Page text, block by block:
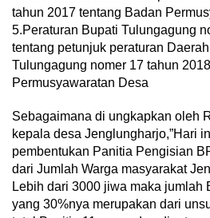
tahun 2017 tentang Badan
5.Peraturan Bupati Tulungagung
tentang petunjuk peraturan
Tulungagung nomer 17 tahun
Permusyawaratan Desa
Sebagaimana di ungkapkan oleh
kepala desa Jenglungharjo,”Hari
pembentukan Panitia Pengisian
dari Jumlah Warga masyarakat
Lebih dari 3000 jiwa maka jumlah
yang 30%nya merupakan dari